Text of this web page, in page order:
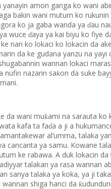
amon ganga ko wani
bakin wani mutum ko
ko ja gaba wanda ya ɗau
wuce ɗaya ya kai biyu ko fiye
nan ko lokaci ko lokacin da
da ke gudana yanzu na
wannan lokaci
nufin nazarin saƙon da suke
e da wani muƙami na sarauta ko
kafa ta faɗa a ji a
al’umma, talaka
cancanta ya samu. Kowane
ke rabawa. A duk lokacin
talakan ya rasa wannan
sanya talaka ya koka, ya ji
shiga hanci da ƙ